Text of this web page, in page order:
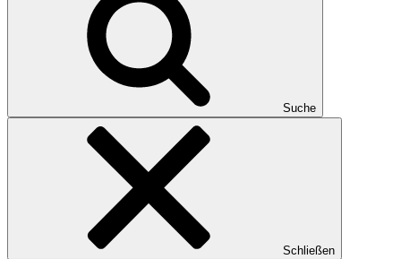
Suche
Schließen